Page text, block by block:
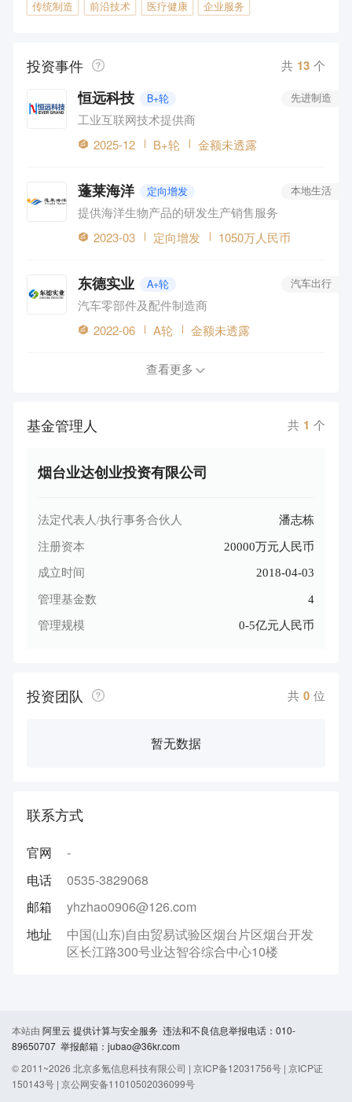
传统制造 前沿技术 医疗健康 企业服务
投资事件 共 13 个
恒远科技 B+轮
工业互联网技术提供商
先进制造
2025-12 B+轮 金额未透露
蓬莱海洋 定向增发
提供海洋生物产品的研发生产销售服务
本地生活
2023-03 定向增发 1050万人民币
东德实业 A+轮
汽车零部件及配件制造商
汽车出行
2022-06 A轮 金额未透露
查看更多
基金管理人 共 1 个
烟台业达创业投资有限公司
法定代表人/执行事务合伙人 潘志栋
注册资本 20000万元人民币
成立时间 2018-04-03
管理基金数 4
管理规模 0-5亿元人民币
投资团队 共 0 位
暂无数据
联系方式
官网
-
电话
0535-3829068
邮箱
yhzhao0906@126.com
地址
中国(山东)自由贸易试验区烟台片区烟台开发
区长江路300号业达智谷综合中心10楼
本站由 阿里云 提供计算与安全服务 违法和不良信息举报电话：010-
89650707 举报邮箱：jubao@36kr.com
© 2011~2026 北京多氪信息科技有限公司 | 京ICP备12031756号 | 京ICP证
150143号 | 京公网安备11010502036099号